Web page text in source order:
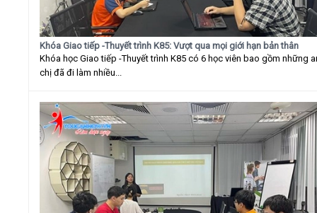
Khóa Giao tiếp -Thuyết trình K85: Vượt qua mọi giới hạn bản thân
Khóa học Giao tiếp -Thuyết trình K85 có 6 học viên bao gồm những
chị đã đi làm nhiều...